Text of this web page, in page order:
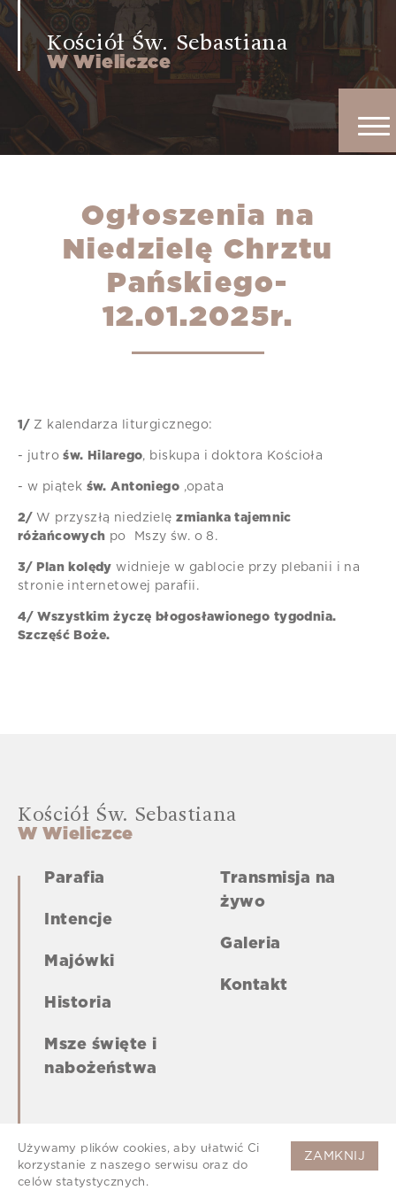
Kościół Św. Sebastiana
W Wieliczce
Ogłoszenia na
Niedzielę Chrztu
Pańskiego-
12.01.2025r.
1/ Z kalendarza liturgicznego:
- jutrośw. Hilarego, biskupa i doktora Kościoła
- w piątek św. Antoniego ,opata
2/ W przyszłą niedzielęzmianka tajemnic
różańcowych po Mszy św. o 8.
3/ Plan kolędy widnieje w gablocie przy plebanii i na
stronie internetowej parafii.
4/ Wszystkim życzę błogosławionego tygodnia.
Szczęść Boże.
Kościół Św. Sebastiana
W Wieliczce
Parafia
Intencje
Majówki
Historia
Msze święte i
nabożeństwa
Transmisja na
żywo
Galeria
Kontakt
ZAMKNIJ
Używamy plików cookies, aby ułatwić Ci
korzystanie z naszego serwisu oraz do
celów statystycznych.